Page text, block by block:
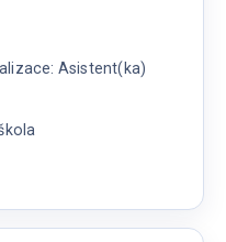
Asistent(ka)